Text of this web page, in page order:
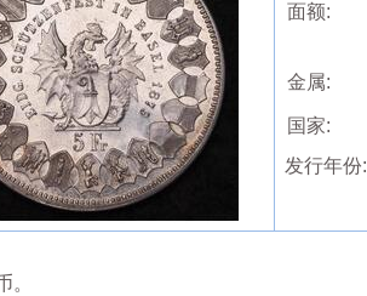
面额:
金属:
国家:
发行年份:
。